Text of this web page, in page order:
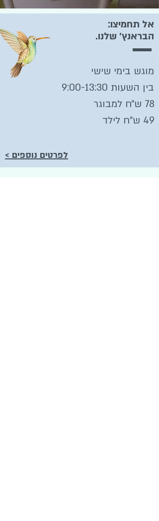
אל תחמיצו:
הבראנץ׳ שלנו.
מוגש בימי שישי
בין השעות 9:00-13:30
78 ש״ח למבוגר
49 ש"ח לילד
לפרטים נוספים >